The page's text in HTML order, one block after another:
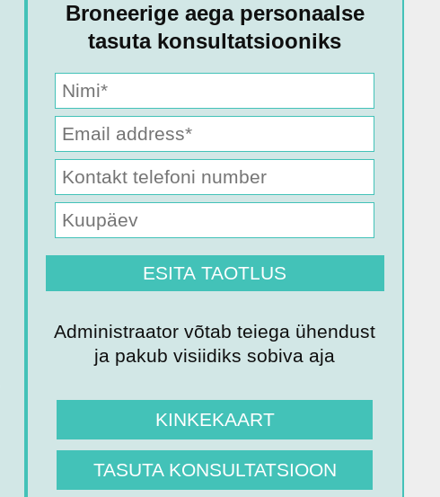
Broneerige aega personaalse
tasuta konsultatsiooniks
Administraator võtab teiega ühendust
ja pakub visiidiks sobiva aja
KINKEKAART
TASUTA KONSULTATSIOON